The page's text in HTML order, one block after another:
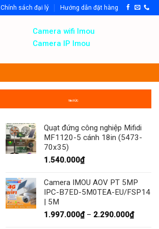
Chính sách đại lý Hướng dẫn đặt hàng
Camera wifi Imou
Camera IP Imou
TIN TỨC
Quạt đứng công nghiệp Mifidi
MF1120-5 cánh 18in (5473-
70x35)
1.540.000₫
Camera IMOU AOV PT 5MP
IPC-B7ED-5M0TEA-EU/FSP14
| 5M
1.997.000₫ – 2.290.000₫Khoảng